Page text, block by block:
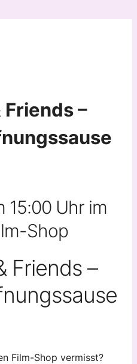
Friends –
15:00 Uhr im
Shop
Friends –
Film-Shop vermisst?